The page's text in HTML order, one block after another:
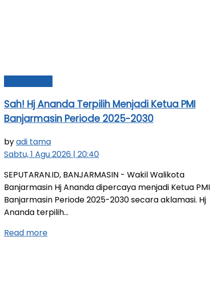
Sah! Hj Ananda Terpilih Menjadi Ketua PMI
Banjarmasin Periode 2025-2030
byadi tama
Sabtu, 1 Agu 2026 | 20:40
SEPUTARAN.ID, BANJARMASIN - Wakil Walikota
Banjarmasin Hj Ananda dipercaya menjadi Ketua PMI
Banjarmasin Periode 2025-2030 secara aklamasi. Hj
Ananda terpilih...
Read more